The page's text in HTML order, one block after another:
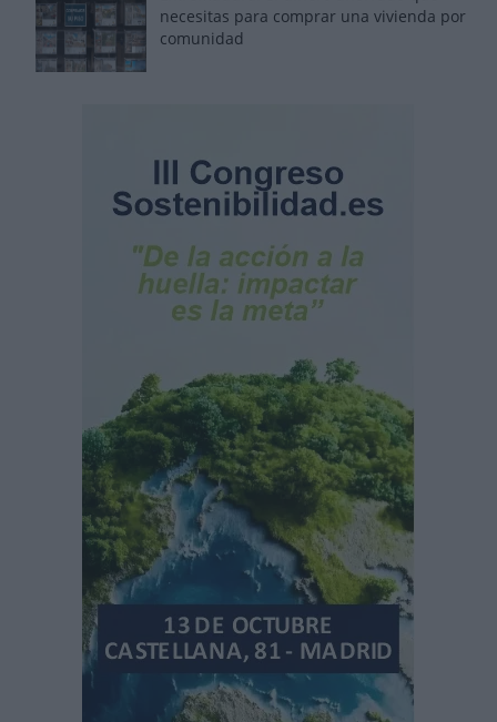
necesitas para comprar una vivienda por
comunidad